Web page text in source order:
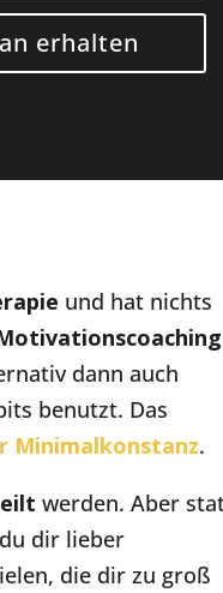
erhalten
und hat nichts
dann auch
benutzt. Das
Minimalkonstanz.
werden. Aber
dir lieber
die dir zu groß